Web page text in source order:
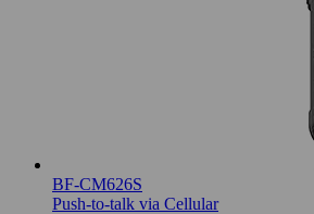
BF-CM626S
Push-to-talk via Cellular